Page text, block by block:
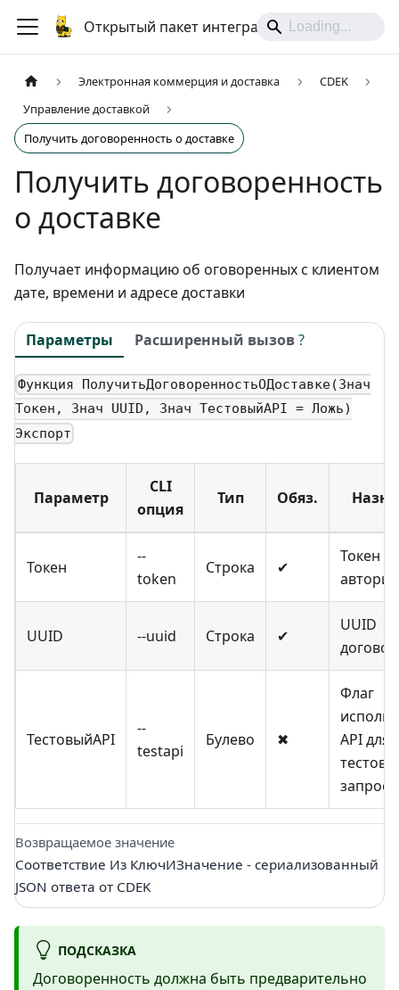
Открытый пакет интеграций
Электронная коммерция и доставка
CDEK
Управление доставкой
Получить договоренность о доставке
Получить договоренность
о доставке
Получает информацию об оговоренных с клиентом
дате, времени и адресе доставки
Параметры Расширенный вызов?
Функция ПолучитьДоговоренностьОДоставке(Знач
Токен, Знач UUID, Знач ТестовыйAPI = Ложь)
Экспорт
Параметр
CLI
опция
Тип Обяз.
Токен
--
token
Строка ✔
Токен
UUID --uuid Строка ✔
UUID
ТестовыйAPI
--
testapi
Булево ✖
Флаг
API для
Возвращаемое значение
Соответствие Из КлючИЗначение - сериализованный
JSON ответа от CDEK
ПОДСКАЗКА
Договоренность должна быть предварительно